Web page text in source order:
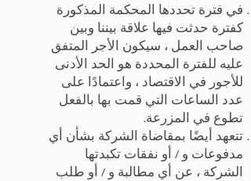
في فترة تحددها المحكمة المذكورة
كفترة حدثت فيها علاقة بيننا وبين
صاحب العمل ، سيكون الأجر المتفق
عليه للفترة المحددة هو الحد الأدنى
للأجور في الاقتصاد ، واعتمادًا على
عدد الساعات التي قمت بها بالفعل
تطوع في المزرعة.
تتعهد أيضًا بمقاضاة الشركة بشأن أي
مدفوعات و / أو نفقات تكبدتها
الشركة ، عن أي مطالبة و / أو طلب